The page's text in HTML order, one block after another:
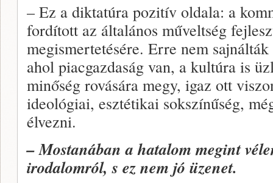
– Ez a diktatúra pozitív oldala: a
fordított az általános műveltség
megismertetésére. Erre nem
ahol piacgazdaság van, a kultúra is
minőség rovására megy, igaz ott
ideológiai, esztétikai sokszínűség,
élvezni.
– Mostanában a hatalom megint
irodalomról, s ez nem jó üzenet.